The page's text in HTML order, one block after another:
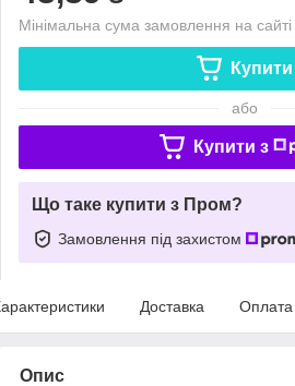
Мінімальна сума замовлення на
Купити
або
Купити з
Що таке купити з Пром?
Замовлення під захистом
Доставка Оплата
Опис